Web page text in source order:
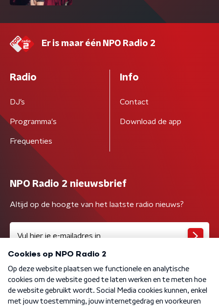
Er is maar één NPO Radio 2
Radio
DJ’s
Programma's
Frequenties
Info
Contact
Download de app
NPO Radio 2 nieuwsbrief
Altijd op de hoogte van het laatste radio nieuws?
Algemene voorwaarden